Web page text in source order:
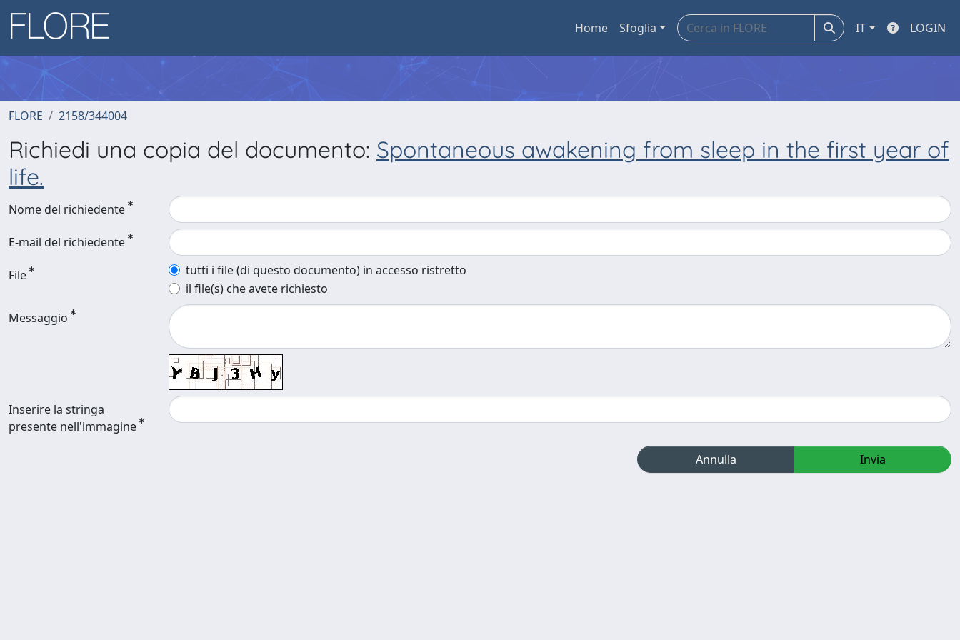
Home Sfoglia IT LOGIN
FLORE 2158/344004
Richiedi una copia del documento: Spontaneous awakening from sleep in the first year of
life.
Nome del richiedente
E-mail del richiedente
File
tutti i file (di questo documento) in accesso ristretto
il file(s) che avete richiesto
Messaggio
Inserire la stringa
presente nell'immagine
Annulla Invia